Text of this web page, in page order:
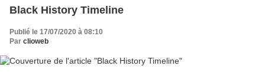
Black History Timeline
Publié le 17/07/2020 à 08:10
Par clioweb